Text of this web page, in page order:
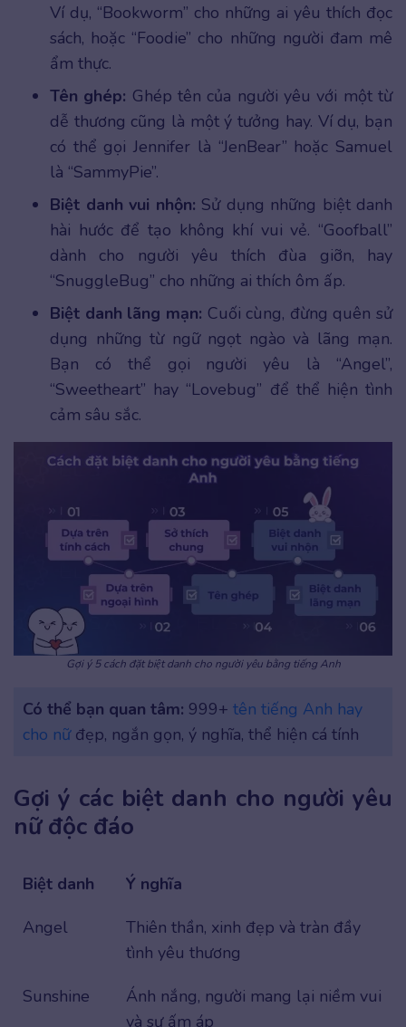
Ví dụ, “Bookworm” cho những ai yêu thích đọc
sách, hoặc “Foodie” cho những người đam mê
ẩm thực.
Tên ghép: Ghép tên của người yêu với một từ
dễ thương cũng là một ý tưởng hay. Ví dụ, bạn
có thể gọi Jennifer là “JenBear” hoặc Samuel
là “SammyPie”.
Biệt danh vui nhộn: Sử dụng những biệt danh
hài hước để tạo không khí vui vẻ. “Goofball”
dành cho người yêu thích đùa giỡn, hay
“SnuggleBug” cho những ai thích ôm ấp.
Biệt danh lãng mạn: Cuối cùng, đừng quên sử
dụng những từ ngữ ngọt ngào và lãng mạn.
Bạn có thể gọi người yêu là “Angel”,
“Sweetheart” hay “Lovebug” để thể hiện tình
cảm sâu sắc.
Gợi ý 5 cách đặt biệt danh cho người yêu bằng tiếng Anh
Có thể bạn quan tâm: 999+ tên tiếng Anh hay
cho nữđẹp, ngắn gọn, ý nghĩa, thể hiện cá tính
Gợi ý các biệt danh cho người yêu
nữ độc đáo
Biệt danh
Ý nghĩa
Angel
Thiên thần, xinh đẹp và tràn đầy
tình yêu thương
Sunshine
Ánh nắng, người mang lại niềm vui
và sự ấm áp